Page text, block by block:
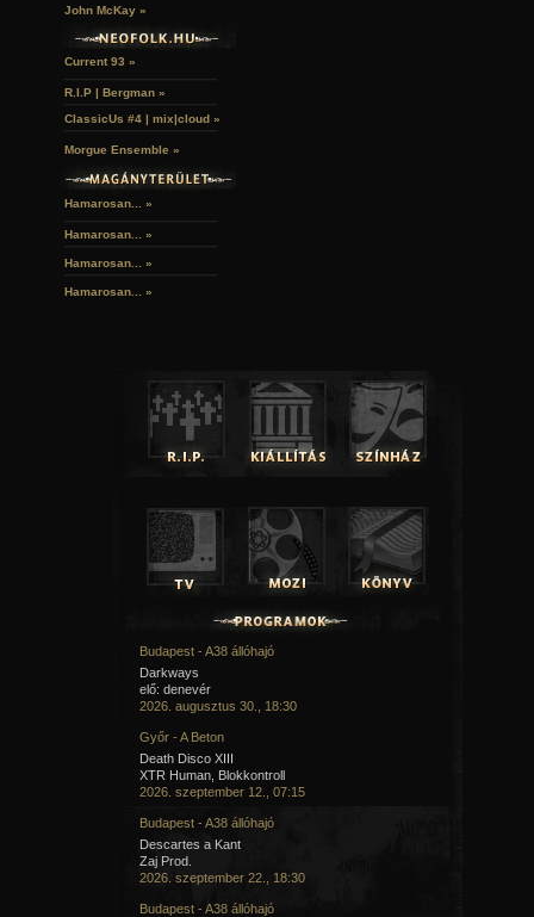
John McKay »
Current 93 »
R.I.P | Bergman »
ClassicUs #4 | mix|cloud »
Morgue Ensemble »
Hamarosan... »
Hamarosan... »
Hamarosan... »
Hamarosan... »
Budapest - A38 állóhajó
Darkways
elő: denevér
2026. augusztus 30., 18:30
Győr - A Beton
Death Disco XIII
XTR Human, Blokkontroll
2026. szeptember 12., 07:15
Budapest - A38 állóhajó
Descartes a Kant
Zaj Prod.
2026. szeptember 22., 18:30
Budapest - A38 állóhajó